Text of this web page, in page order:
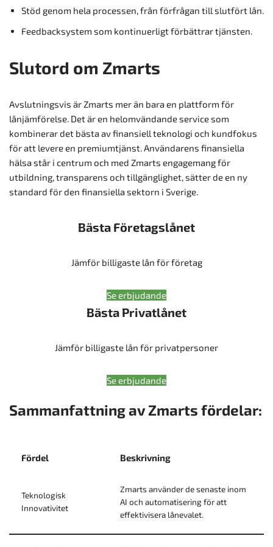
Stöd genom hela processen, från förfrågan till slutfört lån.
Feedbacksystem som kontinuerligt förbättrar tjänsten.
Slutord om Zmarts
Avslutningsvis är Zmarts mer än bara en plattform för
lånjämförelse. Det är en helomvändande service som
kombinerar det bästa av finansiell teknologi och kundfokus
för att levere en premiumtjänst. Användarens finansiella
hälsa står i centrum och med Zmarts engagemang för
utbildning, transparens och tillgänglighet, sätter de en ny
standard för den finansiella sektorn i Sverige.
Bästa Företagslånet
Jämför billigaste lån för företag
Se erbjudande
Bästa Privatlånet
Jämför billigaste lån för privatpersoner
Se erbjudande
Sammanfattning av Zmarts fördelar:
Fördel Beskrivning
Teknologisk
Innovativitet
Zmarts använder de senaste inom
AI och automatisering för att
effektivisera lånevalet.